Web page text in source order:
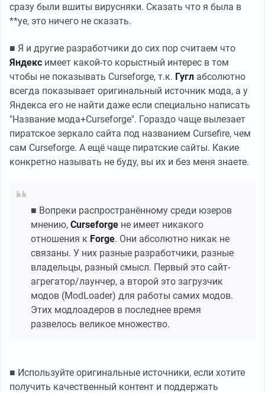
сразу были вшиты вирусняки. Сказать что я была в
**уе, это ничего не сказать.
■ Я и другие разработчики до сих пор считаем что
Яндекс имеет какой-то корыстный интерес в том
чтобы не показывать Curseforge, т.к. Гугл абсолютно
всегда показывает оригинальный источник мода, а у
Яндекса его не найти даже если специально написать
"Название мода+Curseforge". Гораздо чаще вылезает
пиратское зеркало сайта под названием Cursefire, чем
сам Curseforge. А ещё чаще пиратские сайты. Какие
конкретно называть не буду, вы их и без меня знаете.
■ Вопреки распространённому среди юзеров
мнению, Curseforge не имеет никакого
отношения к Forge. Они абсолютно никак не
связаны. У них разные разработчики, разные
владельцы, разный смысл. Первый это сайт-
агрегатор/лаунчер, а второй это загрузчик
модов (ModLoader) для работы самих модов.
Этих модлоадеров в последнее время
развелось великое множество.
■ Используйте оригинальные источники, если хотите
получить качественный контент и поддержать